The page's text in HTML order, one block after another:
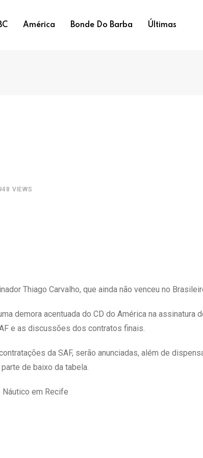
América Bonde Do Barba Últimas
VIEWS
Thiago Carvalho, que ainda não venceu no
demora acentuada do CD do América na assinatura
e as discussões dos contratos finais.
da SAF, serão anunciadas, além de
de baixo da tabela.
em Recife